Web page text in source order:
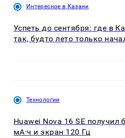
Интересное в Казани
Успеть до сентября: где в
так, будто лето только
Технологии
Huawei Nova 16 SE получил
мА·ч и экран 120 Гц